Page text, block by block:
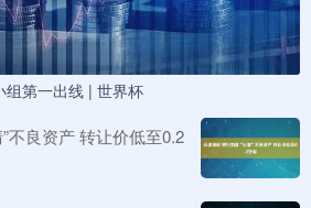
组第一出线 | 世界杯
不良资产 转让价低至0.2